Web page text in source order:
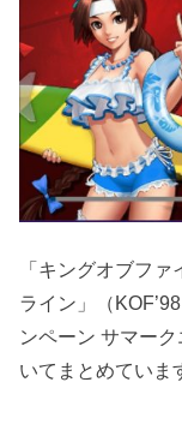
「キングオブフ
ライン」（
ンペーン サマー
いてまとめていま